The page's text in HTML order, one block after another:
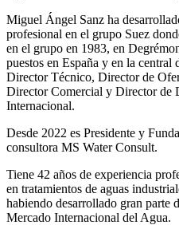
Miguel Ángel Sanz ha
profesional en el grupo Suez
en el grupo en 1983, en
puestos en España y en la
Director Técnico, Director de
Director Comercial y Director de
Internacional.
Desde 2022 es Presidente y
consultora MS Water Consult.
Tiene 42 años de experiencia
en tratamientos de aguas
habiendo desarrollado gran parte
Mercado Internacional del Agua.